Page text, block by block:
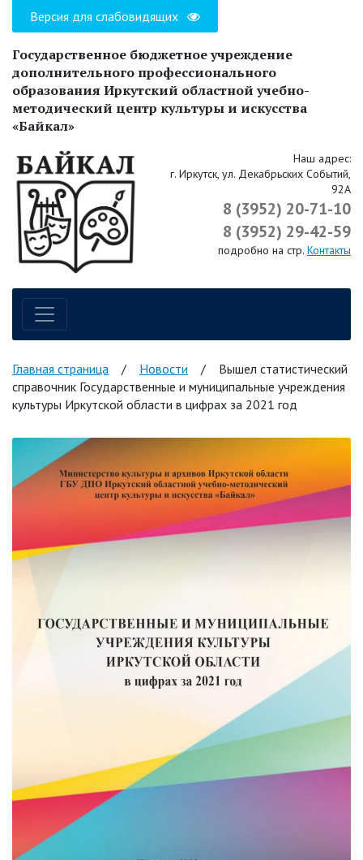
Версия для слабовидящих
Государственное бюджетное учреждение
дополнительного профессионального
образования Иркутский областной учебно-
методический центр культуры и искусства
«Байкал»
Наш адрес:
г. Иркутск, ул. Декабрьских Событий,
92А
8 (3952) 20-71-10
8 (3952) 29-42-59
подробно на стр. Контакты
Навигация по сайту
Главная страница / Новости /
Вышел статистический
справочник Государственные и муниципальные учреждения
культуры Иркутской области в цифрах за 2021 год